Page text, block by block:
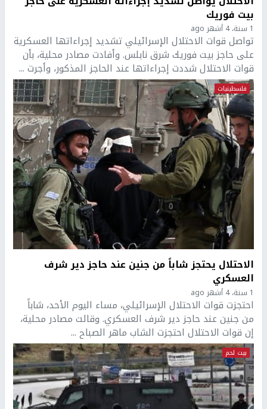
بيت فوريك
1 سنة، 4 أشهر ago
تواصل قوات الاحتلال الإسرائيلي تشديد إجراءاتها العسكرية
على حاجز بيت فوريك شرق نابلس. وأفادت مصادر محلية، بأن
قوات الاحتلال شددت إجراءاتها عند الحاجز المذكور، وأجرت ...
فلسطينيات
الاحتلال يحتجز شاباً من جنين عند حاجز دير شرف
العسكري
1 سنة، 4 أشهر ago
احتجزت قوات الاحتلال الإسرائيلي، مساء اليوم الأحد، شاباً
من جنين عند حاجز دير شرف العسكري. وقالت مصادر محلية،
إن قوات الاحتلال احتجزت الشاب ماهر الصباح ...
بيت لحم